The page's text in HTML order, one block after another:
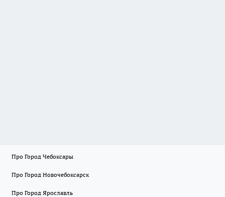
Про Город Чебоксары
Про Город Новочебоксарск
Про Город Ярославль